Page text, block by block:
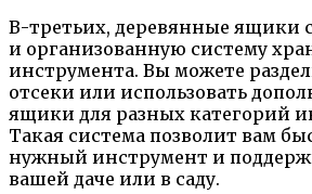
В-третьих, деревянные ящики
и организованную систему
инструмента. Вы можете
отсеки или использовать
ящики для разных категорий
Такая система позволит вам
нужный инструмент и
вашей даче или в саду.